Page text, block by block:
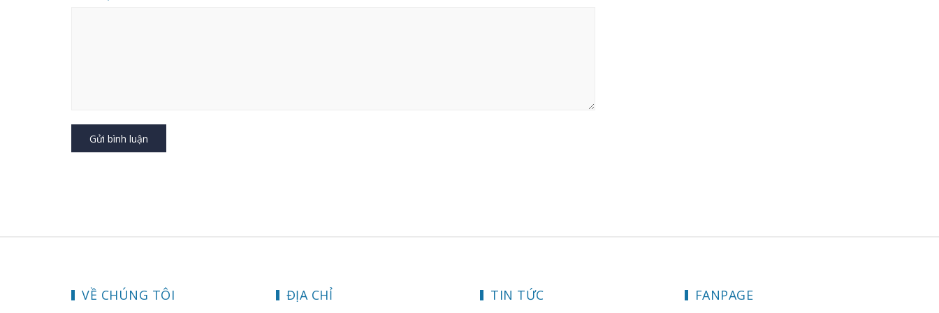
Gửi bình luận
VỀ CHÚNG TÔI ĐỊA CHỈ TIN TỨC FANPAGE